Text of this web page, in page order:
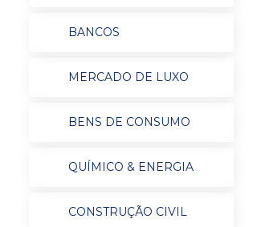
BANCOS
MERCADO DE LUXO
BENS DE CONSUMO
QUÍMICO & ENERGIA
CONSTRUÇÃO CIVIL